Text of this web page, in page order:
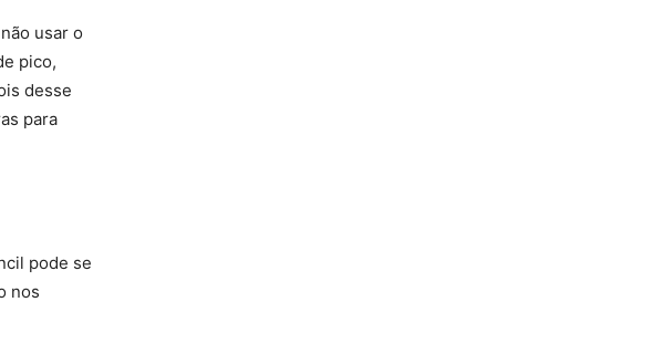
usar o
pico,
desse
para
pode se
nos